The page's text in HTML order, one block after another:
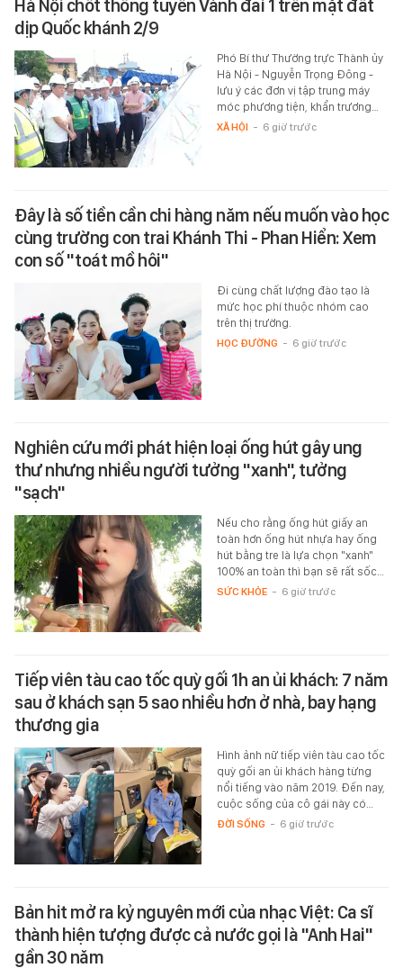
Hà Nội chốt thông tuyến Vành đai 1 trên mặt đất
dịp Quốc khánh 2/9
Phó Bí thư Thường trực Thành ủy
Hà Nội - Nguyễn Trọng Đông -
lưu ý các đơn vị tập trung máy
móc phương tiện, khẩn trương…
XÃ HỘI - 6 giờ trước
Đây là số tiền cần chi hàng năm nếu muốn vào học
cùng trường con trai Khánh Thi - Phan Hiển: Xem
con số "toát mồ hôi"
Đi cùng chất lượng đào tạo là
mức học phí thuộc nhóm cao
trên thị trường.
HỌC ĐƯỜNG - 6 giờ trước
Nghiên cứu mới phát hiện loại ống hút gây ung
thư nhưng nhiều người tưởng "xanh", tưởng
"sạch"
Nếu cho rằng ống hút giấy an
toàn hơn ống hút nhựa hay ống
hút bằng tre là lựa chọn "xanh"
100% an toàn thì bạn sẽ rất sốc…
SỨC KHỎE - 6 giờ trước
Tiếp viên tàu cao tốc quỳ gối 1h an ủi khách: 7 năm
sau ở khách sạn 5 sao nhiều hơn ở nhà, bay hạng
thương gia
Hình ảnh nữ tiếp viên tàu cao tốc
quỳ gối an ủi khách hàng từng
nổi tiếng vào năm 2019. Đến nay,
cuộc sống của cô gái này có…
ĐỜI SỐNG - 6 giờ trước
Bản hit mở ra kỷ nguyên mới của nhạc Việt: Ca sĩ
thành hiện tượng được cả nước gọi là "Anh Hai"
gần 30 năm